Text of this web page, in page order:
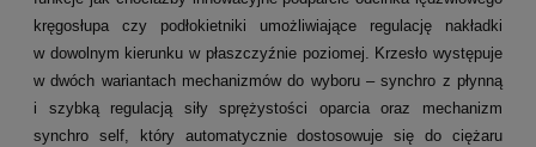
kręgosłupa czy podłokietniki umożliwiające regulację nakładki
w dowolnym kierunku w płaszczyźnie poziomej. Krzesło występuje
w dwóch wariantach mechanizmów do wyboru – synchro z płynną
i szybką regulacją siły sprężystości oparcia oraz mechanizm
synchro self, który automatycznie dostosowuje się do ciężaru